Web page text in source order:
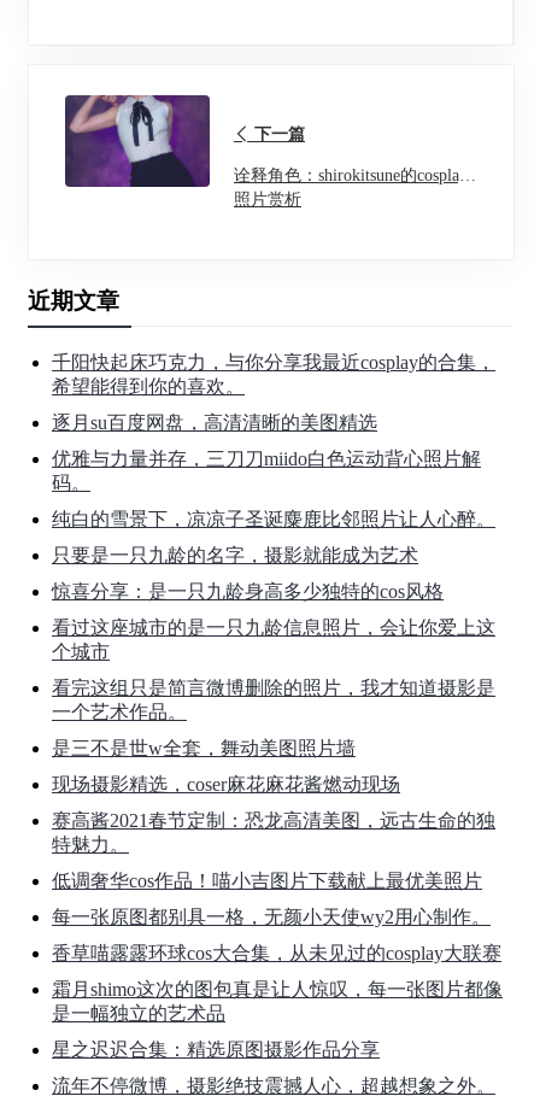
下一篇
诠释角色：shirokitsune的cosplay
照片赏析
近期文章
千阳快起床巧克力，与你分享我最近cosplay的合集，
希望能得到你的喜欢。
逐月su百度网盘，高清清晰的美图精选
优雅与力量并存，三刀刀miido白色运动背心照片解
码。
纯白的雪景下，凉凉子圣诞麋鹿比邻照片让人心醉。
只要是一只九龄的名字，摄影就能成为艺术
惊喜分享：是一只九龄身高多少独特的cos风格
看过这座城市的是一只九龄信息照片，会让你爱上这
个城市
看完这组只是简言微博删除的照片，我才知道摄影是
一个艺术作品。
是三不是世w全套，舞动美图照片墙
现场摄影精选，coser麻花麻花酱燃动现场
赛高酱2021春节定制：恐龙高清美图，远古生命的独
特魅力。
低调奢华cos作品！喵小吉图片下载献上最优美照片
每一张原图都别具一格，无颜小天使wy2用心制作。
香草喵露露环球cos大合集，从未见过的cosplay大联赛
霜月shimo这次的图包真是让人惊叹，每一张图片都像
是一幅独立的艺术品
星之迟迟合集：精选原图摄影作品分享
流年不停微博，摄影绝技震撼人心，超越想象之外。